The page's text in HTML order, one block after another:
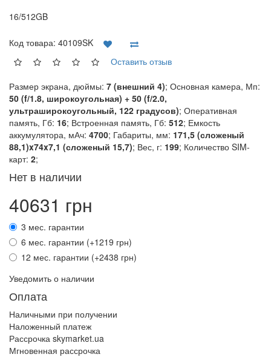
16/512GB
Код товара: 40109SK
Оставить отзыв
Размер экрана, дюймы: 7 (внешний 4); Основная камера, Мп:
50 (f/1.8, широкоугольная) + 50 (f/2.0,
ультраширокоугольный, 122 градусов); Оперативная
память, Гб: 16; Встроенная память, Гб: 512; Емкость
аккумулятора, мАч: 4700; Габариты, мм: 171,5 (сложеный
88,1)x74x7,1 (сложеный 15,7); Вес, г: 199; Количество SIM-
карт: 2;
Нет в наличии
40631 грн
3 мес. гарантии
6 мес. гарантии (+1219 грн)
12 мес. гарантии (+2438 грн)
Уведомить о наличии
Оплата
Наличными при получении
Наложенный платеж
Рассрочка skymarket.ua
Мгновенная рассрочка